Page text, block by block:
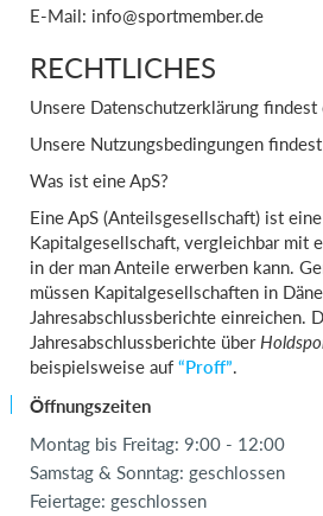
E-Mail: info@sportmember.de
RECHTLICHES
Unsere Datenschutzerklärung findest
Unsere Nutzungsbedingungen
Was ist eine ApS?
Eine ApS (Anteilsgesellschaft) ist
Kapitalgesellschaft, vergleichbar mit
in der man Anteile erwerben kann.
müssen Kapitalgesellschaften in
Jahresabschlussberichte einreichen.
Jahresabschlussberichte über
beispielsweise auf “Proff”.
Öffnungszeiten
Montag bis Freitag: 9:00 - 12:00
Samstag & Sonntag: geschlossen
Feiertage: geschlossen